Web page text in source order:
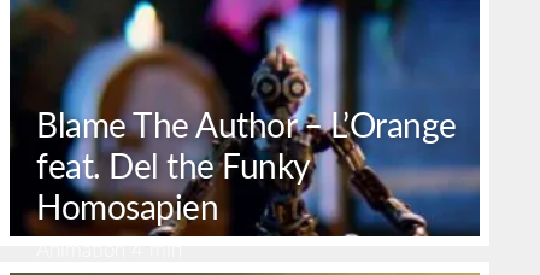
Blame The Author – L’Orange
feat. Del the Funky
Homosapien